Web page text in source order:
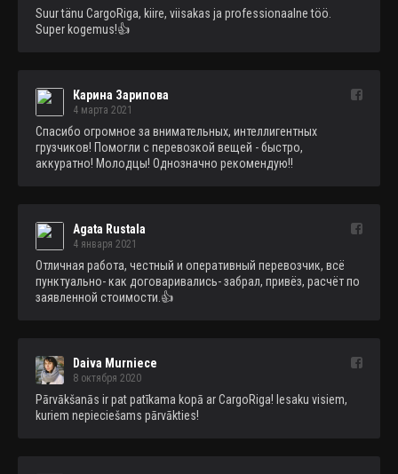
Suur tänu CargoRiga, kiire, viisakas ja professionaalne töö.
Super kogemus!👍
Карина Зарипова
4 марта 2021
Спасибо огромное за внимательных, интеллигентных
грузчиков! Помогли с перевозкой вещей - быстро,
аккуратно! Молодцы! Однозначно рекомендую!!
Agata Rustala
4 января 2021
Отличная работа, честный и оперативный перевозчик, всё
пунктуально- как договаривались- забрал, привёз, расчёт по
заявленной стоимости.👍
Daiva Murniece
8 октября 2020
Pārvākšanās ir pat patīkama kopā ar CargoRiga! Iesaku visiem,
kuriem nepieciešams pārvākties!